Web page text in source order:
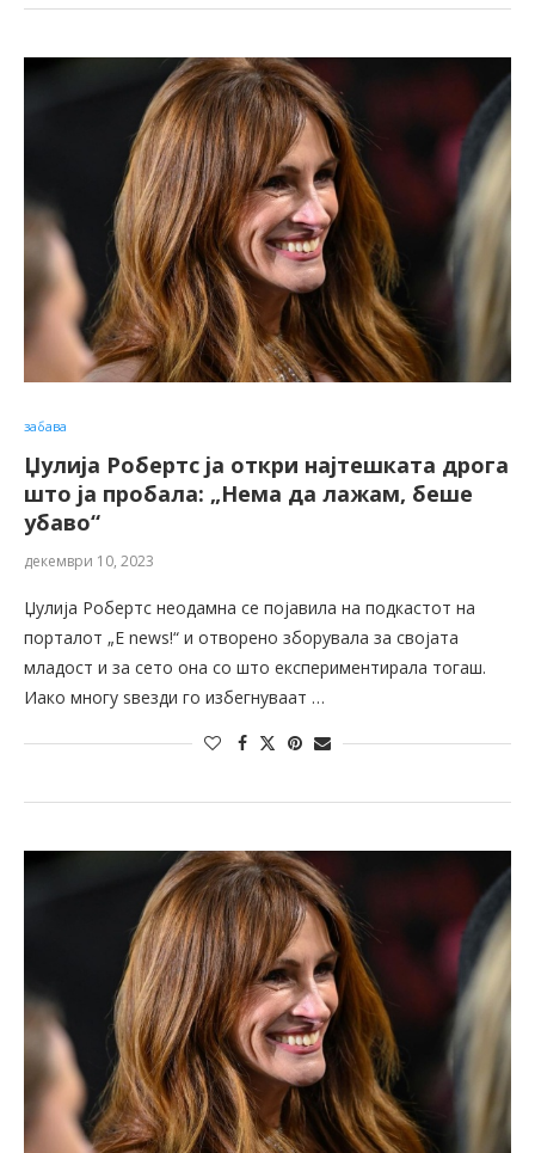
забава
Џулија Робертс ја откри најтешката дрога
што ја пробала: „Нема да лажам, беше
убаво“
декември 10, 2023
Џулија Робертс неодамна се појавила на подкастот на
порталот „E news!“ и отворено зборувала за својата
младост и за сето она со што експериментирала тогаш.
Иако многу ѕвезди го избегнуваат …